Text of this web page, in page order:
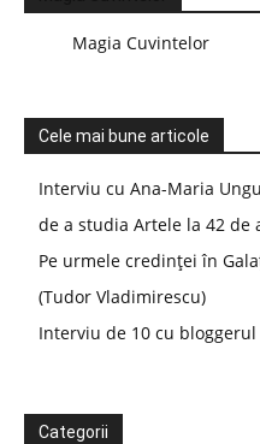
Magia Cuvintelor
Cele mai bune articole
Interviu cu Ana-Maria
de a studia Artele la 42 de
Pe urmele credinței în
(Tudor Vladimirescu)
Interviu de 10 cu
Categorii